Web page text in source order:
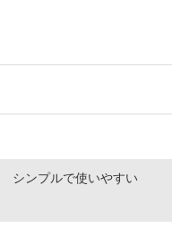
シンプルで使いやすい